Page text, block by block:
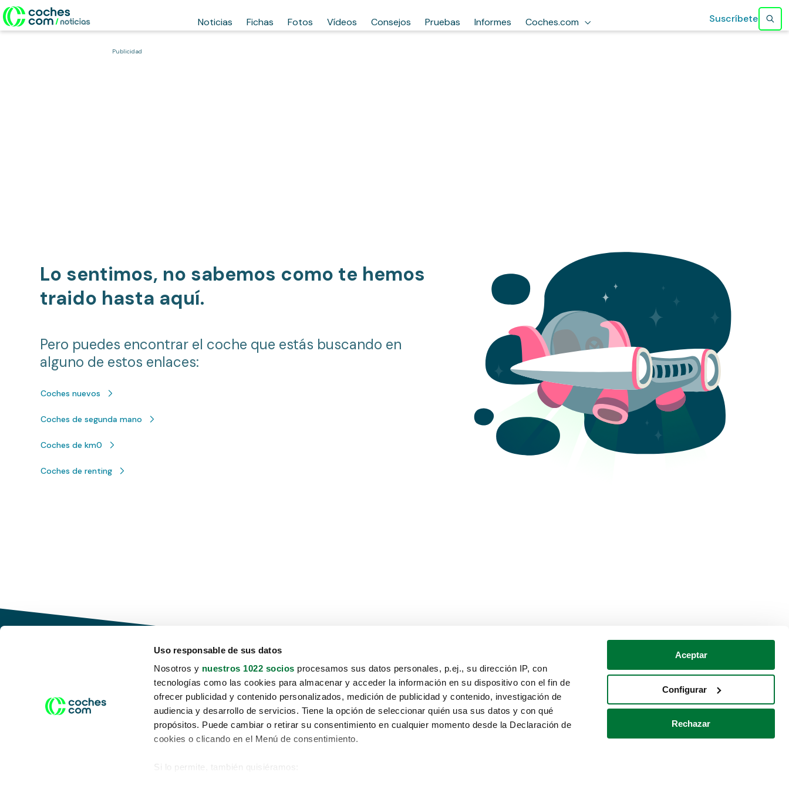
Uso responsable de sus datos
Nosotros y nuestros 1022 socios procesamos sus datos personales, p.ej., su dirección IP, con
tecnologías como las cookies para almacenar y acceder la información en su dispositivo con el fin de
ofrecer publicidad y contenido personalizados, medición de publicidad y contenido, investigación de
audiencia y desarrollo de servicios. Tiene la opción de seleccionar quién usa sus datos y con qué
propósitos. Puede cambiar o retirar su consentimiento en cualquier momento desde la Declaración de
cookies o clicando en el Menú de consentimiento.
Si lo permite, también quisiéramos:
Aceptar
Configurar
Rechazar
Noticias Fichas Fotos Vídeos Consejos Pruebas Informes Coches.com Suscríbete
Publicidad
Lo sentimos, no sabemos como te hemos
traido hasta aquí.
Pero puedes encontrar el coche que estás buscando en
alguno de estos enlaces:
Coches nuevos
Coches de segunda mano
Coches de km0
Coches de renting
Conduce tu futuro,
desata tu movilidad